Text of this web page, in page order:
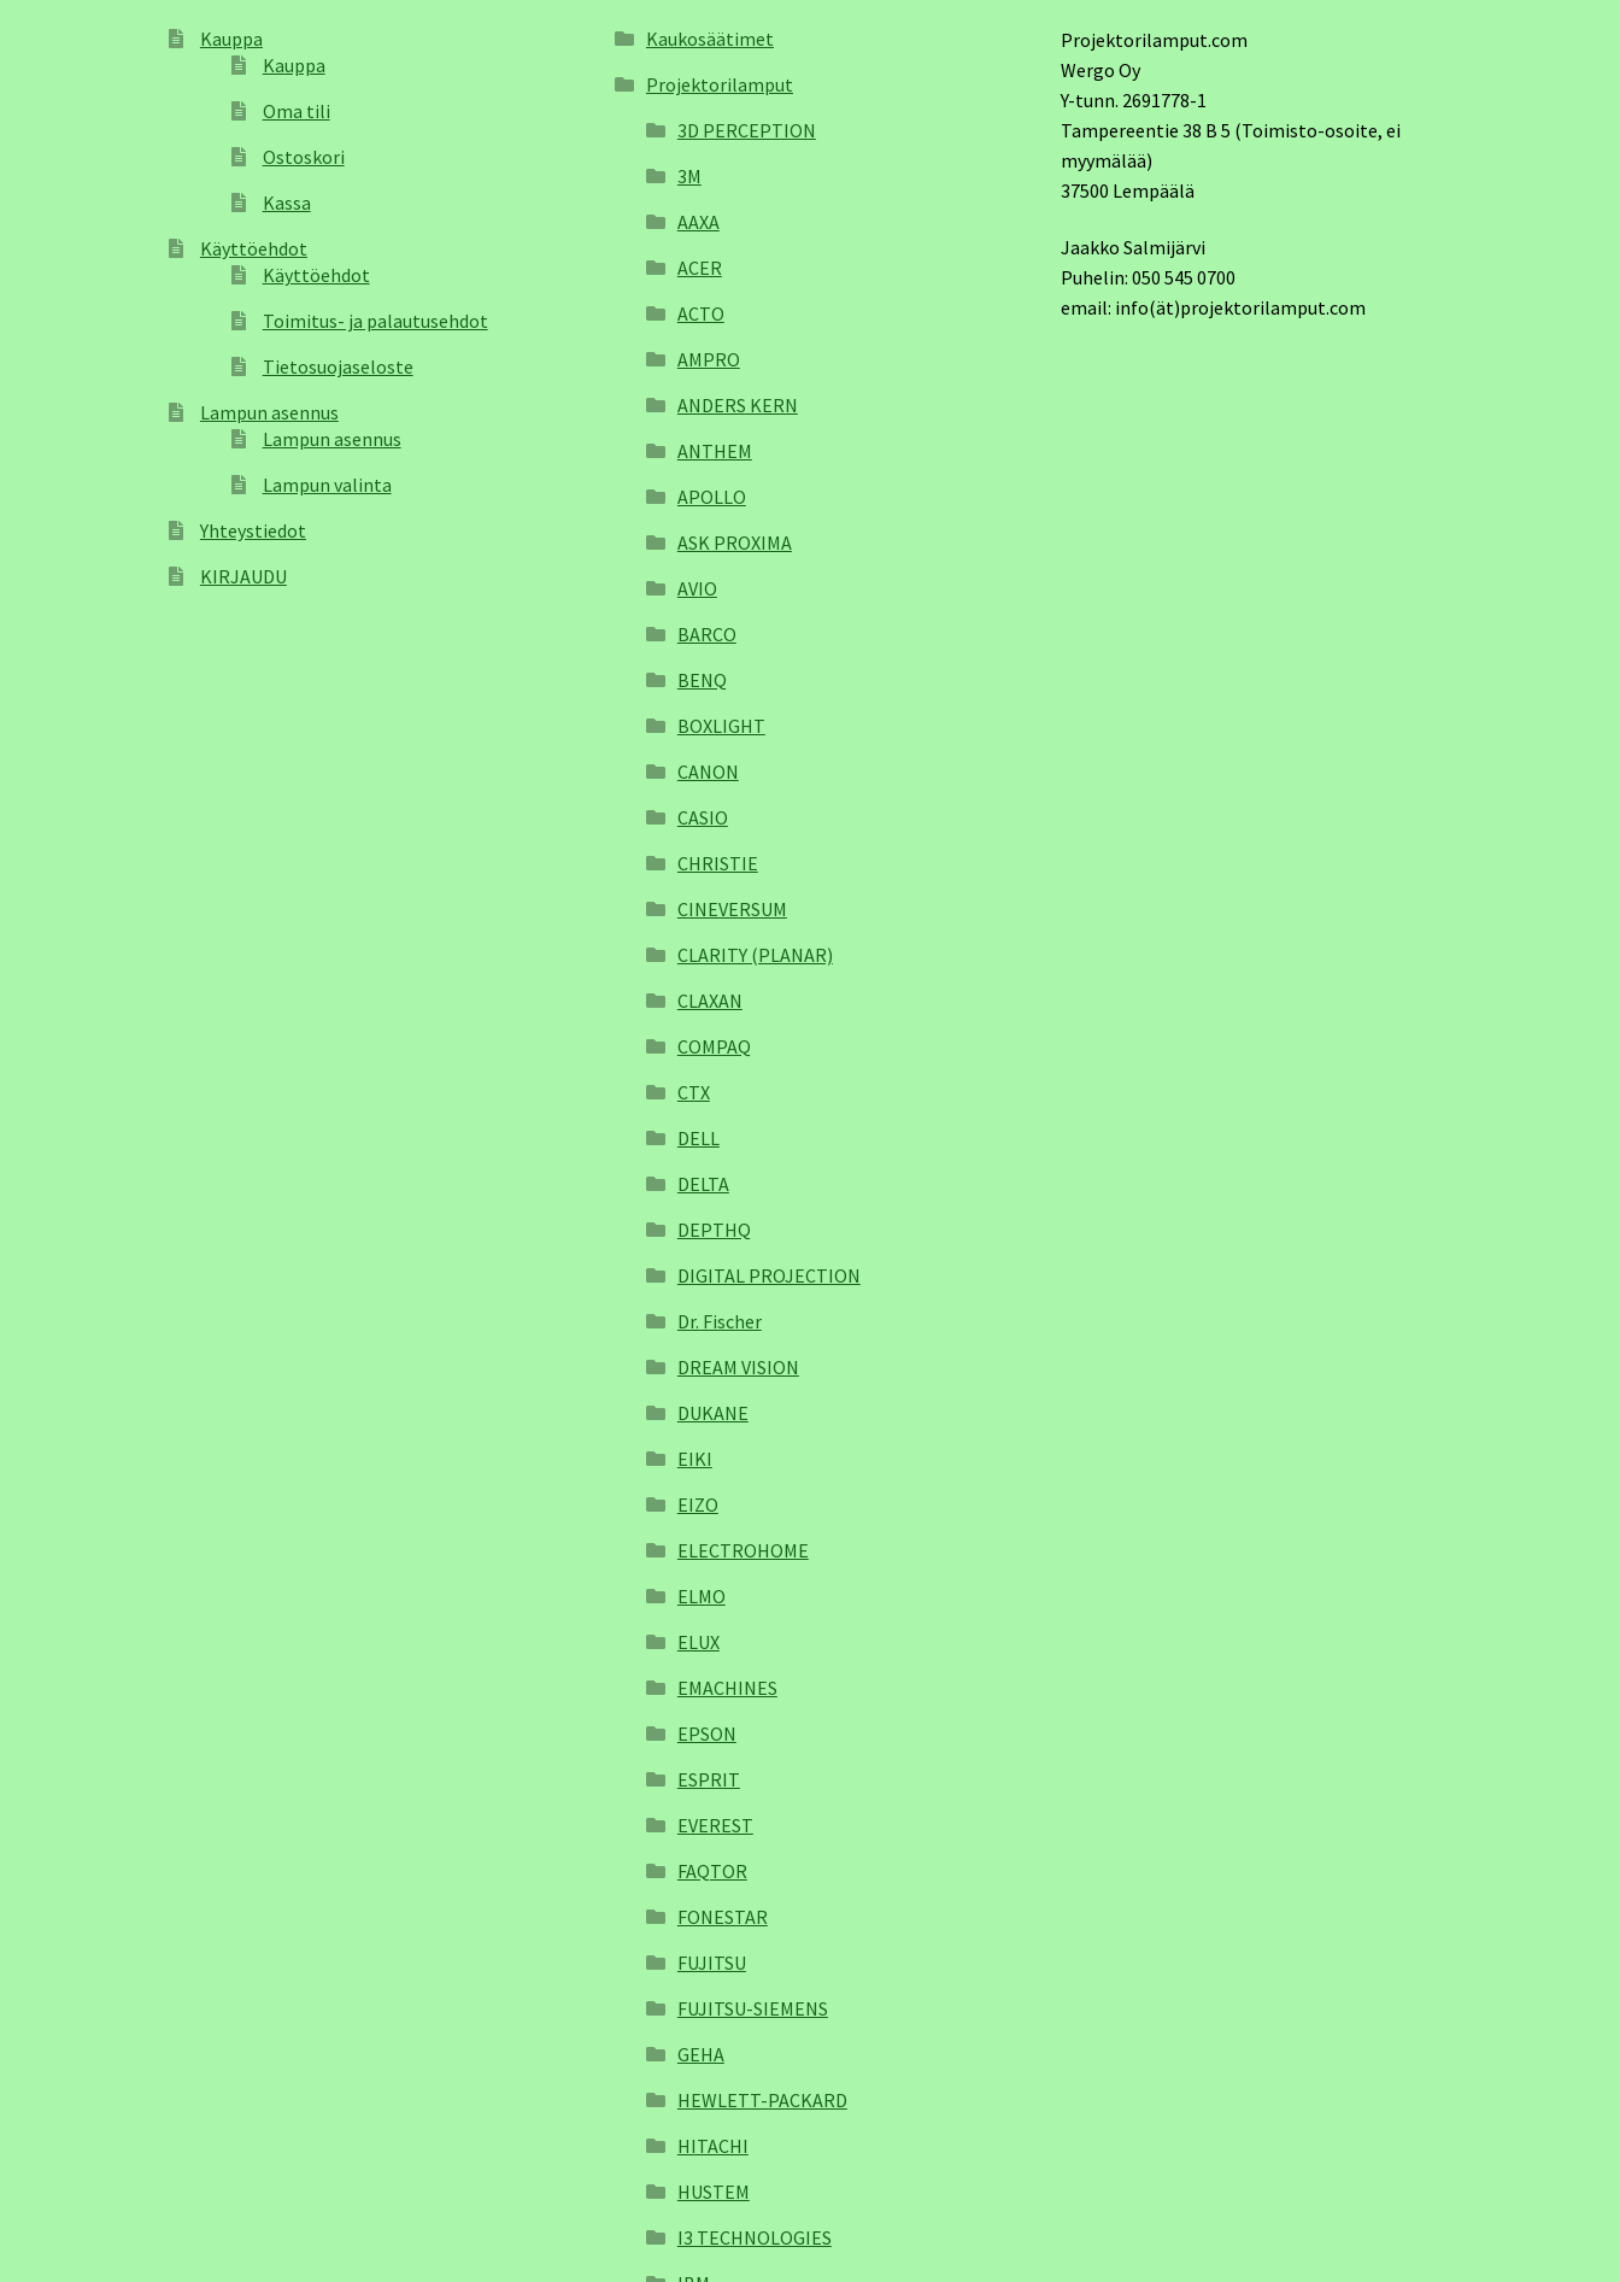
Kauppa
Kauppa
Oma tili
Ostoskori
Kassa
Käyttöehdot
Käyttöehdot
Toimitus- ja palautusehdot
Tietosuojaseloste
Lampun asennus
Lampun asennus
Lampun valinta
Yhteystiedot
KIRJAUDU
Kaukosäätimet
Projektorilamput
3D PERCEPTION
3M
AAXA
ACER
ACTO
AMPRO
ANDERS KERN
ANTHEM
APOLLO
ASK PROXIMA
AVIO
BARCO
BENQ
BOXLIGHT
CANON
CASIO
CHRISTIE
CINEVERSUM
CLARITY (PLANAR)
CLAXAN
COMPAQ
CTX
DELL
DELTA
DEPTHQ
DIGITAL PROJECTION
Dr. Fischer
DREAM VISION
DUKANE
EIKI
EIZO
ELECTROHOME
ELMO
ELUX
EMACHINES
EPSON
ESPRIT
EVEREST
FAQTOR
FONESTAR
FUJITSU
FUJITSU-SIEMENS
GEHA
HEWLETT-PACKARD
HITACHI
HUSTEM
I3 TECHNOLOGIES
Projektorilamput.com
Wergo Oy
Y-tunn. 2691778-1
Tampereentie 38 B 5 (Toimisto-osoite, ei
myymälää)
37500 Lempäälä
Jaakko Salmijärvi
Puhelin: 050 545 0700
email: info(ät)projektorilamput.com